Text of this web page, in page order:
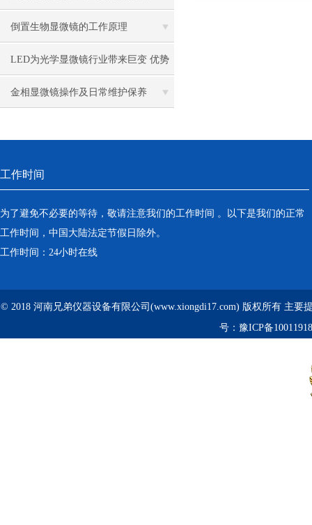
倒置生物显微镜的工作原理
LED为光学显微镜行业带来巨变 优势
比传统卤素更明显
金相显微镜操作及日常维护保养
工作时间
为了避免不必要的等待，敬请注意我们的工作时间 。以下是我们的正常
工作时间，中国大陆法定节假日除外。
工作时间：24小时在线
© 2018 河南兄弟仪器设备有限公司(www.xiongdi17.com) 版权所有 主要
号： 豫ICP备